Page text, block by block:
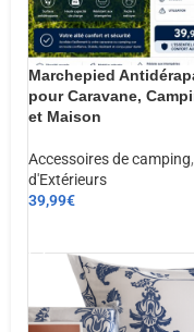
Marchepied
pour Caravane,
et Maison
Accessoires de camping,
d'Extérieurs
39,99€